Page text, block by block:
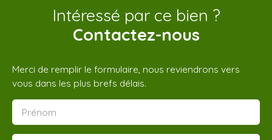
Intéressé par ce bien ?
Contactez-nous
Merci de remplir le formulaire, nous reviendrons vers
vous dans les plus brefs délais.
Prénom